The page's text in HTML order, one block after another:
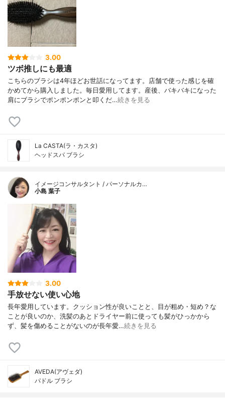
3.00
ツボ推しにも最適
こちらのブラシは4年ほどお世話になってます。店舗で使った感じを確
かめてから購入しました。毎日愛用してます。産後、バキバキになった
肩にブラシでポンポンポンと叩くだ…続きを見る
La CASTA(ラ・カスタ)
ヘッドスパ ブラシ
イメージコンサルタント / パーソナルカ…
小島 葉子
3.00
手放せない使い心地
長年愛用しています。クッション性が良いことと、目が粗め・短め？な
ことが良いのか、洗髪のあとドライヤー前に使っても髪がひっかから
ず、髪を傷めることがないのが長年愛…続きを見る
AVEDA(アヴェダ)
パドル ブラシ